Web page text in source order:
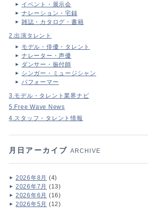
イベント・展示会
ナレーション・宅録
雑誌・カタログ・書籍
2.出演タレント
モデル・俳優・タレント
ナレーター・声優
ダンサー・振付師
シンガー・ミュージシャン
パフォーマー
3.モデル・タレント業界ナビ
5.Free Wave News
4.スタッフ・タレント情報
月日アーカイブ ARCHIVE
2026年8月 (4)
2026年7月 (13)
2026年6月 (16)
2026年5月 (12)